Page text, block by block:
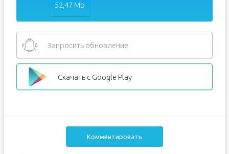
52,47 Mb
Запросить обновление
Скачать с Google Play
Комментировать